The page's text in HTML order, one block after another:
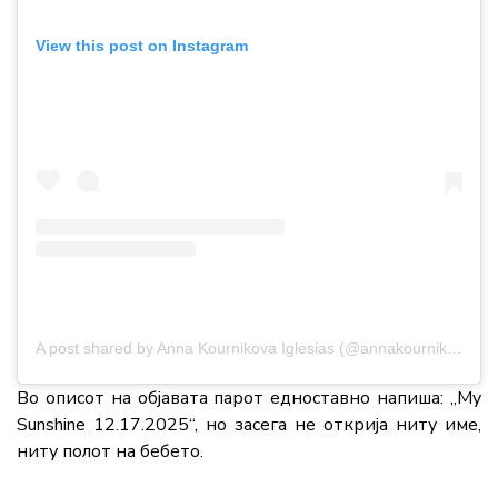
View this post on Instagram
A post shared by Anna Kournikova Iglesias (@annakournikova)
Во описот на објавата парот едноставно напиша: „My
Sunshine 12.17.2025“, но засега не открија ниту име,
ниту полот на бебето.